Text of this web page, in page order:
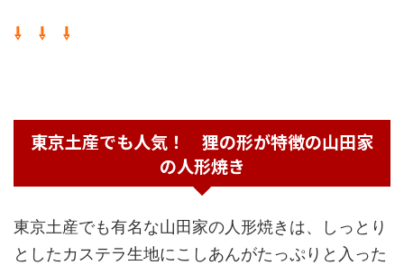
⇩ ⇩ ⇩
東京土産でも人気！ 狸の形が特徴の山田家
の人形焼き
東京土産でも有名な山田家の人形焼きは、しっとり
としたカステラ生地にこしあんがたっぷりと入った